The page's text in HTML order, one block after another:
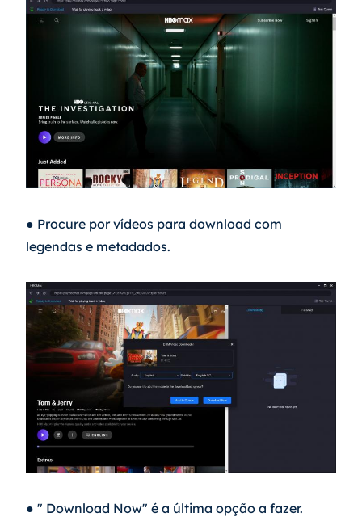
● Procure por vídeos para download com
legendas e metadados.
● " Download Now" é a última opção a fazer.